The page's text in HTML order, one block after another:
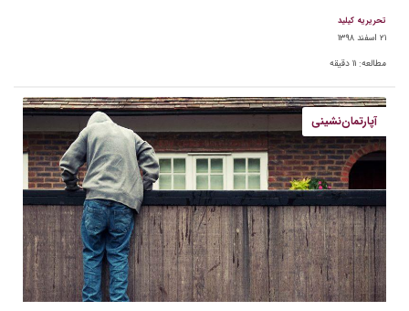
تحریریه کیلید
۲۱ اسفند ۱۳۹۸
مطالعه: ۱۱ دقیقه
آپارتمان‌نشینی